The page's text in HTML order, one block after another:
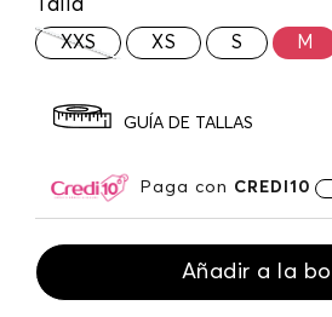
Talla
XXS XS S M
GUÍA DE TALLAS
Paga con CREDI10
Añadir a la